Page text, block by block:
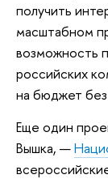
получить
масштабном
возможность
российских
на бюджет
Еще один
Вышка, —